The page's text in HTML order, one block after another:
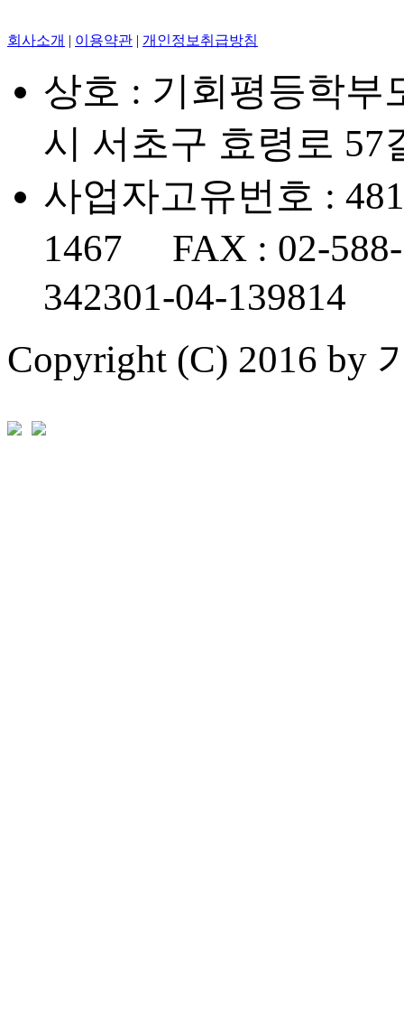
회사소개 | 이용약관 | 개인정보취급방침
상호 : 기회평등학
시 서초구 효령로 57
사업자고유번호 :
1467 FAX : 02-
342301-04-139814
Copyright (C) 2016 by